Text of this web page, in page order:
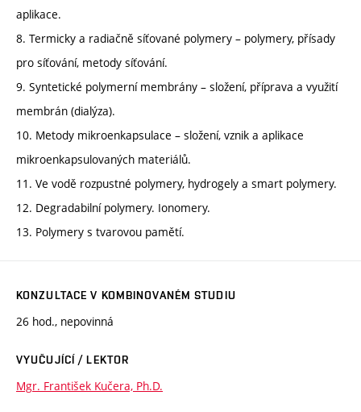
aplikace.
8. Termicky a radiačně síťované polymery – polymery, přísady
pro síťování, metody síťování.
9. Syntetické polymerní membrány – složení, příprava a využití
membrán (dialýza).
10. Metody mikroenkapsulace – složení, vznik a aplikace
mikroenkapsulovaných materiálů.
11. Ve vodě rozpustné polymery, hydrogely a smart polymery.
12. Degradabilní polymery. Ionomery.
13. Polymery s tvarovou pamětí.
KONZULTACE V KOMBINOVANÉM STUDIU
26 hod., nepovinná
VYUČUJÍCÍ / LEKTOR
Mgr. František Kučera, Ph.D.